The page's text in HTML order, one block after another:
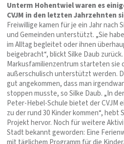
Unterm Hohentwiel waren es
CVJM in den letzten Jahrzehnten
Freiwillige kamen für je ein Jahr nach
und Gemeinden unterstützt. „Sie
im Alltag begleitet oder ihnen
beigebracht“, blickt Silke Daub
Markusfamilienzentrum starteten sie
außerschulisch unterstützt werden.
gut angekommen, dass man
stoppen musste, so Silke Daub. „In
Peter-Hebel-Schule bietet der CVJM
zu der rund 30 Kinder kommen“, hebt
Projekt hervor. Noch für weitere
Stadt bekannt geworden: Eine